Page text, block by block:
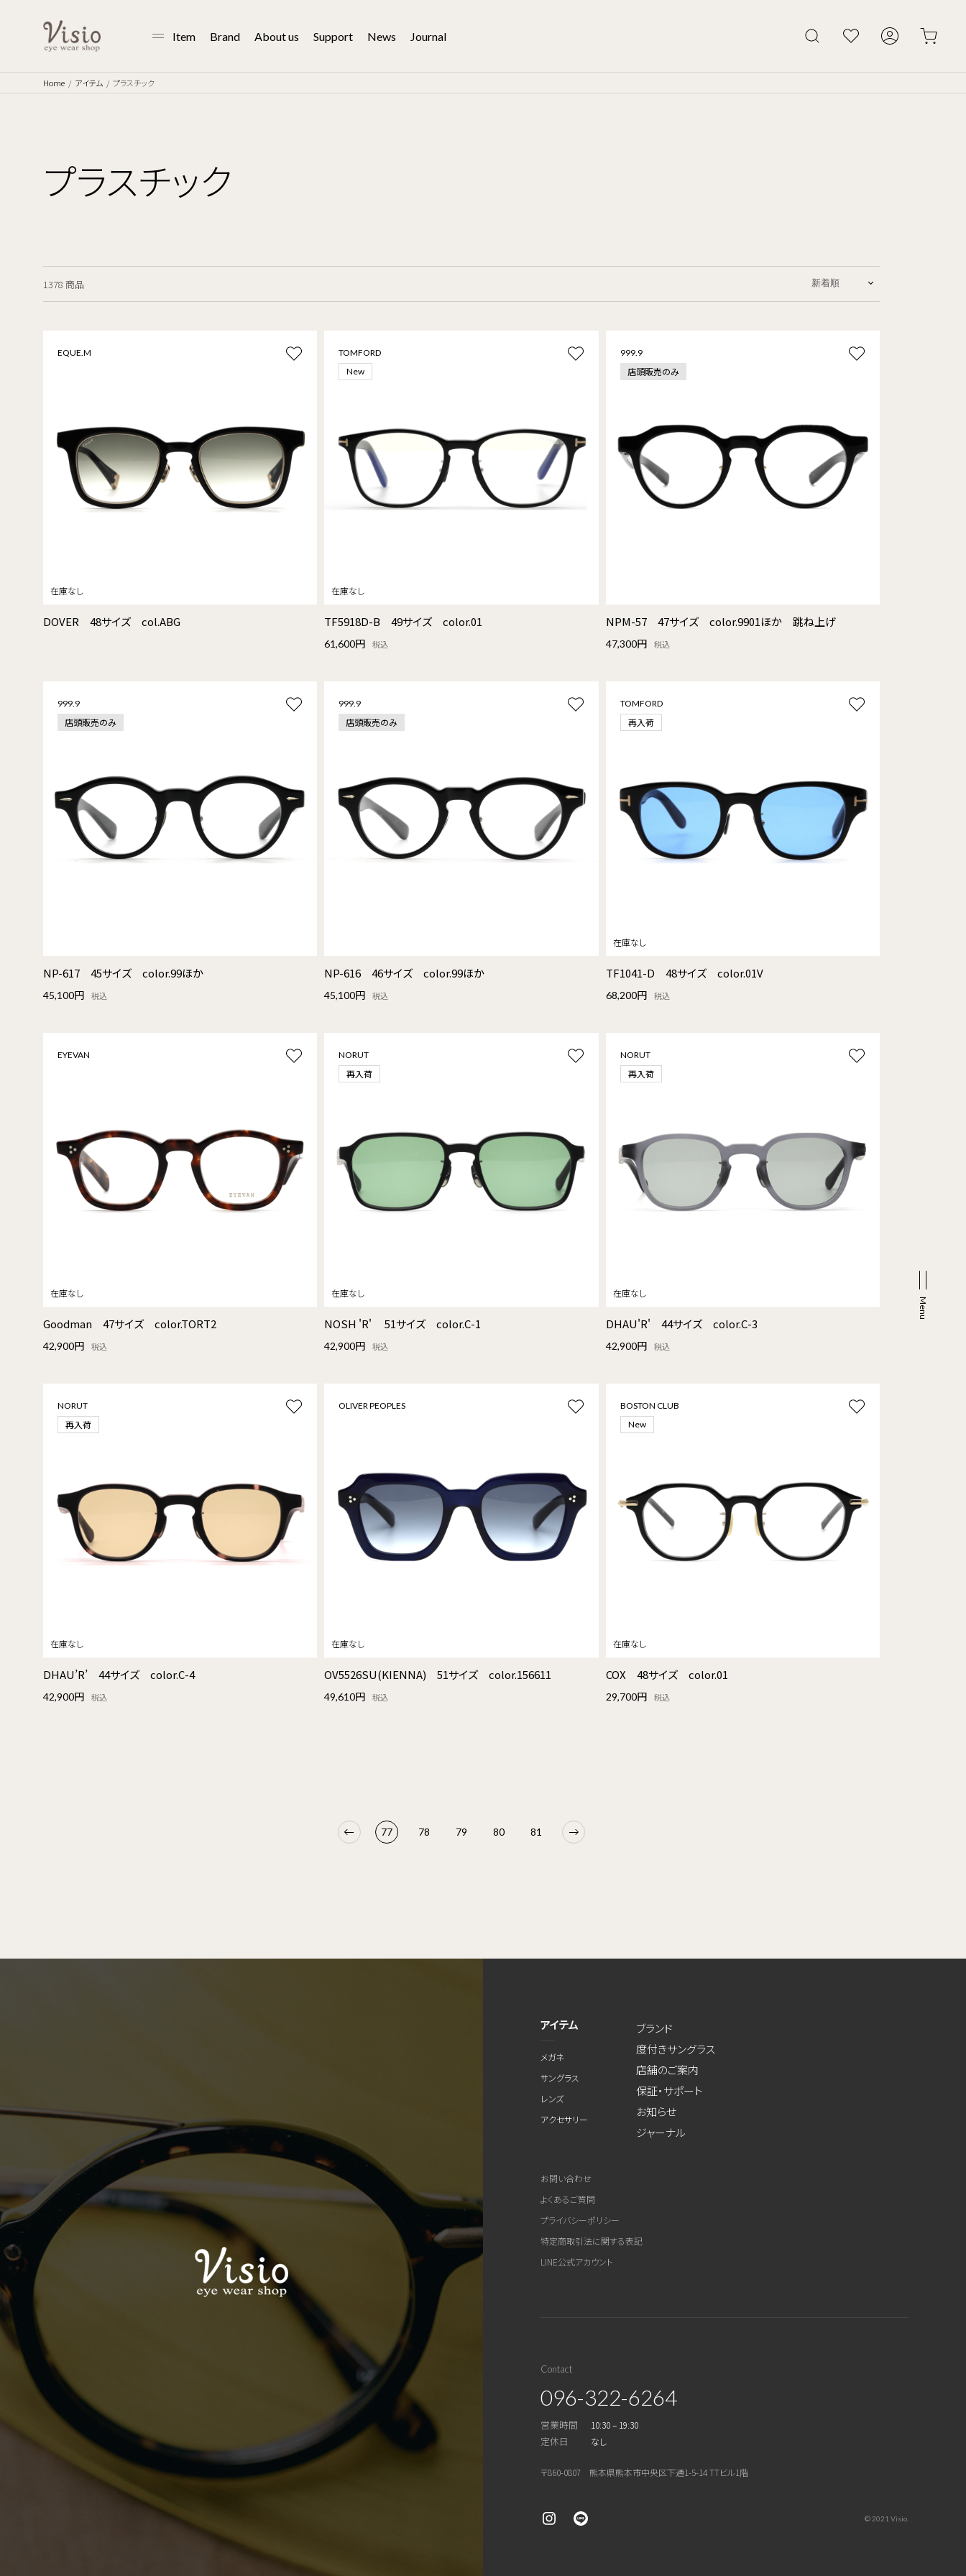
Item Brand About us Support News Journal
Home アイテム プラスチック
プラスチック
1378 商品
EQUE.M
DOVER 48サイズ col.ABG
TOMFORD
New
TF5918D-B 49サイズ color.01
61,600円 税込
999.9
店頭販売のみ
NPM-57 47サイズ color.9901ほか 跳ね上げ
47,300円 税込
999.9
店頭販売のみ
NP-617 45サイズ color.99ほか
45,100円 税込
999.9
店頭販売のみ
NP-616 46サイズ color.99ほか
45,100円 税込
TOMFORD
再入荷
TF1041-D 48サイズ color.01V
68,200円 税込
EYEVAN
Goodman 47サイズ color.TORT2
42,900円 税込
NORUT
再入荷
NOSH 'R' 51サイズ color.C-1
42,900円 税込
NORUT
再入荷
DHAU'R' 44サイズ color.C-3
42,900円 税込
NORUT
再入荷
DHAU’R’ 44サイズ color.C-4
42,900円 税込
OLIVER PEOPLES
OV5526SU(KIENNA) 51サイズ color.156611
49,610円 税込
BOSTON CLUB
New
COX 48サイズ color.01
29,700円 税込
77 78 79 80 81
アイテム
メガネ
サングラス
レンズ
アクセサリー
ブランド
度付きサングラス
店舗のご案内
保証・サポート
お知らせ
ジャーナル
お問い合わせ
よくあるご質問
プライバシーポリシー
特定商取引法に関する表記
LINE公式アカウント
Contact
096-322-6264
営業時間 10:30 – 19:30
定休日 なし
〒860-0807 熊本県熊本市中央区下通1-5-14 TTビル1階
© 2021 Visio.